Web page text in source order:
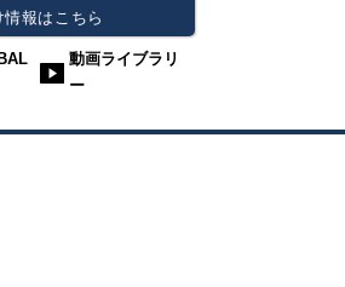
報はこちら
動画ライブラリ
ー